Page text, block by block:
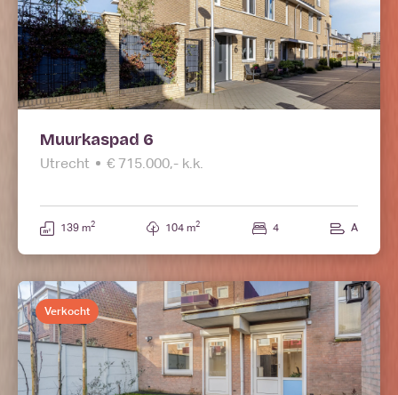
Muurkaspad 6
Utrecht € 715.000,- k.k.
139 m2 104 m2 4 A
Verkocht